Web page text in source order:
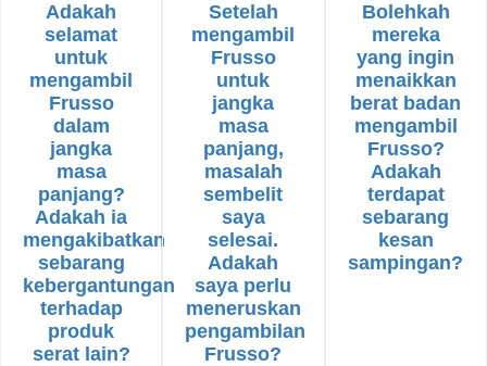
Adakah
selamat
untuk
mengambil
Frusso
dalam
jangka
masa
panjang?
Adakah ia
mengakibatkan
sebarang
kebergantungan
terhadap
produk
serat lain?
Setelah
mengambil
Frusso
untuk
jangka
masa
panjang,
masalah
sembelit
saya
selesai.
Adakah
saya perlu
meneruskan
pengambilan
Frusso?
Bolehkah
mereka
yang ingin
menaikkan
berat badan
mengambil
Frusso?
Adakah
terdapat
sebarang
kesan
sampingan?